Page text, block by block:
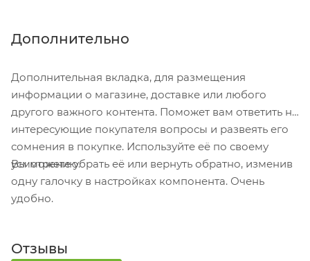
получения заказа обратитесь к сотруднику в
кассовой зоне и назовите номер.
Постамат. Когда заказ поступит на точку, на ваш
телефон или e-mail придет уникальный код.
Заказ нужно оплатить в терминале постамата.
Срок хранения — 3 дня.
Почтовая доставка через почту России. Когда
оценить состояние коробки: вес, целостность.
Дополнительно
Дополнительная вкладка, для размещения
информации о магазине, доставке или любого
другого важного контента. Поможет вам ответить на
интересующие покупателя вопросы и развеять его
сомнения в покупке. Используйте её по своему
усмотрению.
Вы можете убрать её или вернуть обратно, изменив
одну галочку в настройках компонента. Очень
удобно.
Отзывы